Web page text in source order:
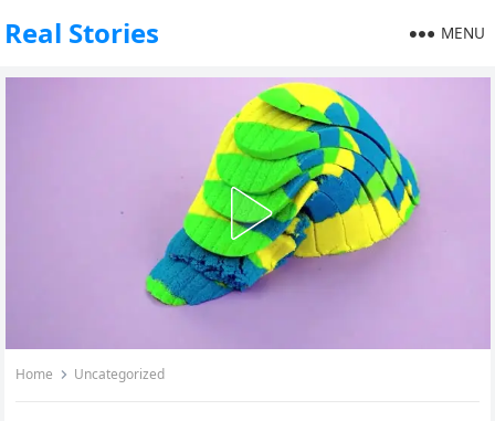
Real Stories MENU
Home Uncategorized